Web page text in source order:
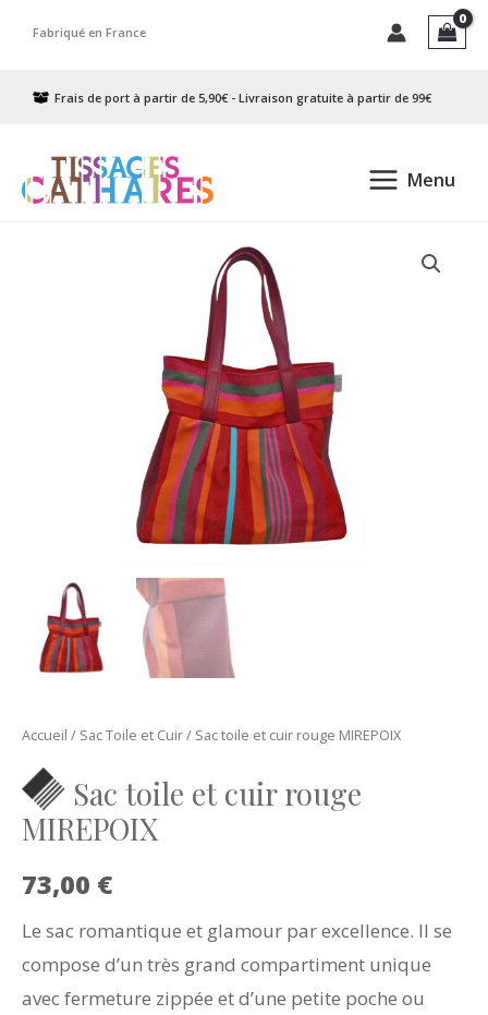
Fabriqué en France
Frais de port à partir de 5,90€ - Livraison gratuite à partir de 99€
Menu
Accueil / Sac Toile et Cuir/ Sac toile et cuir rouge MIREPOIX
Sac toile et cuir rouge
MIREPOIX
73,00 €
Le sac romantique et glamour par excellence. Il se
compose d’un très grand compartiment unique
avec fermeture zippée et d’une petite poche ou